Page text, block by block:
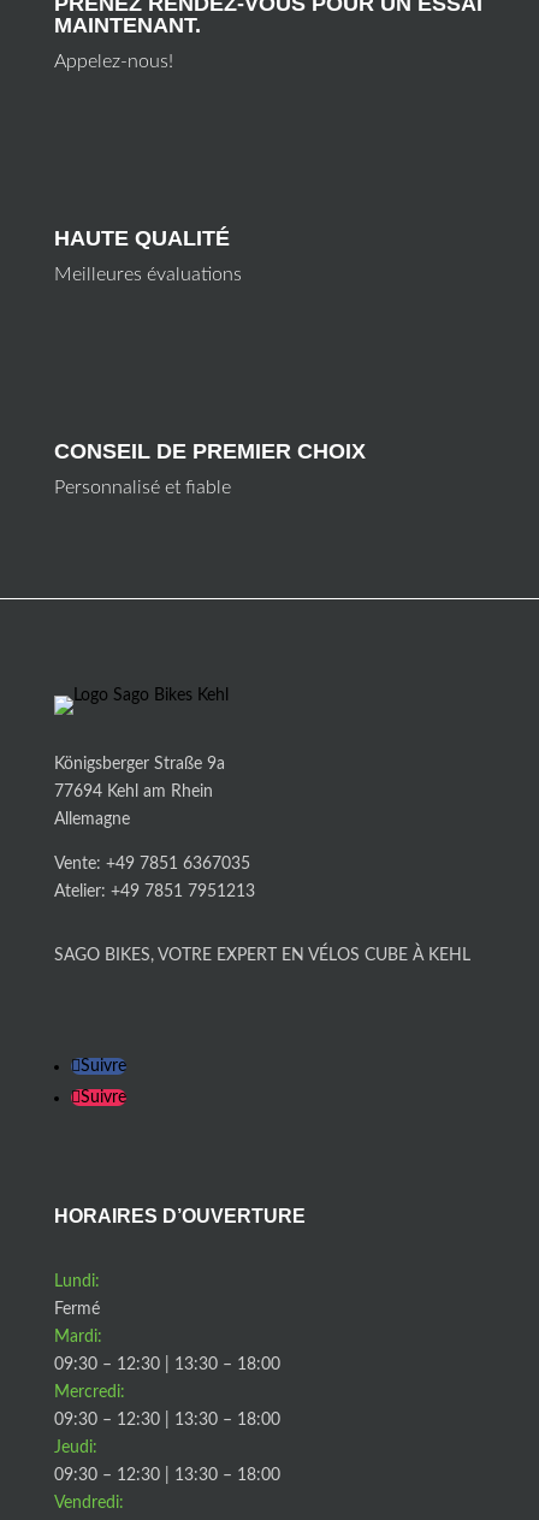
MAINTENANT.
Appelez-nous!
HAUTE QUALITÉ
Meilleures évaluations
CONSEIL DE PREMIER CHOIX
Personnalisé et fiable
Königsberger Straße 9a
77694 Kehl am Rhein
Allemagne
Vente: +49 7851 6367035
Atelier: +49 7851 7951213
SAGO BIKES, VOTRE EXPERT EN VÉLOS CUBE À KEHL
Suivre
Suivre
HORAIRES D’OUVERTURE
Lundi:
Fermé
Mardi:
09:30 – 12:30 | 13:30 – 18:00
Mercredi:
09:30 – 12:30 | 13:30 – 18:00
Jeudi:
09:30 – 12:30 | 13:30 – 18:00
Vendredi: